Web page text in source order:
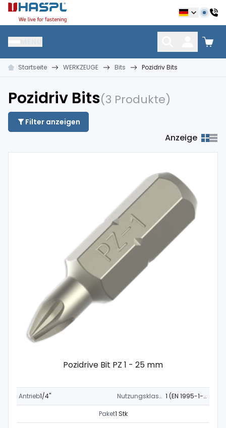
Hašpl
Startseite WERKZEUGE Bits Pozidriv Bits
Pozidriv Bits(3 Produkte)
Filter anzeigen
Anzeige
Pozidrive Bit PZ 1 - 25 mm
Antrieb1/4" Nutzungsklasse 1 (EN 1995-1-1)
Paket1 Stk